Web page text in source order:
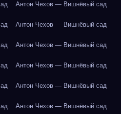
Антон Чехов — Вишнёвый сад
Антон Чехов — Вишнёвый сад
Антон Чехов — Вишнёвый сад
Антон Чехов — Вишнёвый сад
Антон Чехов — Вишнёвый сад
Антон Чехов — Вишнёвый сад